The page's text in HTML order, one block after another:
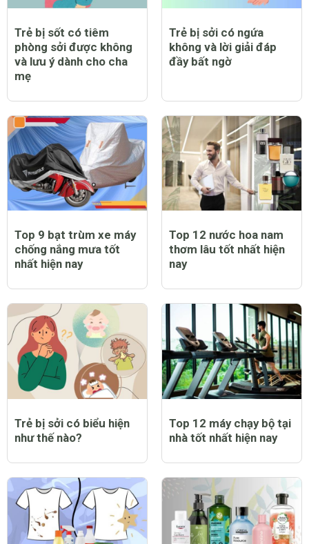
Trẻ bị sốt có tiêm
phòng sởi được không
và lưu ý dành cho cha
mẹ
Trẻ bị sởi có ngứa
không và lời giải đáp
đầy bất ngờ
Top 9 bạt trùm xe máy
chống nắng mưa tốt
nhất hiện nay
Top 12 nước hoa nam
thơm lâu tốt nhất hiện
nay
Trẻ bị sởi có biểu hiện
như thế nào?
Top 12 máy chạy bộ tại
nhà tốt nhất hiện nay